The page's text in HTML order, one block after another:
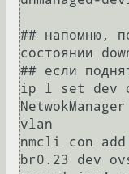
## напомню,
состоянии
## если
ip l set dev
vlan
nmcli con
br0.23 dev